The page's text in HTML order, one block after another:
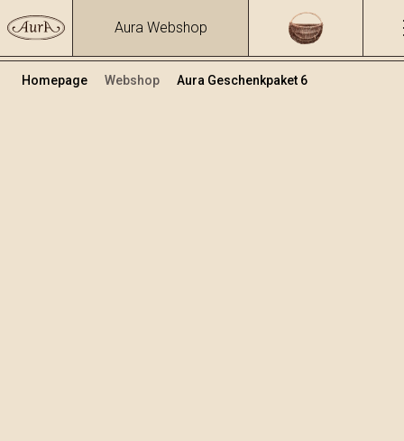
Aura Webshop
Homepage Webshop Aura Geschenkpaket 6